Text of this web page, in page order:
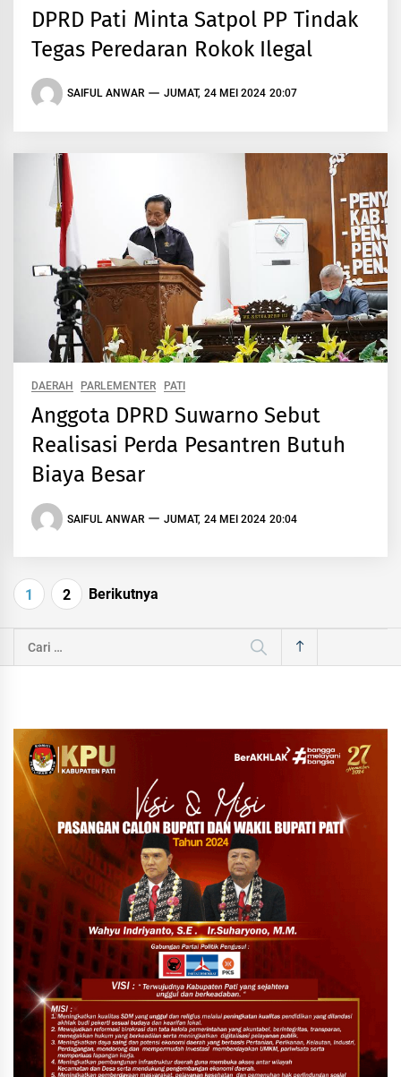
DPRD Pati Minta Satpol PP Tindak
Tegas Peredaran Rokok Ilegal
SAIFUL ANWAR JUMAT, 24 MEI 2024 20:07
DAERAH PARLEMENTER PATI
Anggota DPRD Suwarno Sebut
Realisasi Perda Pesantren Butuh
Biaya Besar
SAIFUL ANWAR JUMAT, 24 MEI 2024 20:04
Navigasi
1 2 Berikutnya
Cari
untuk: